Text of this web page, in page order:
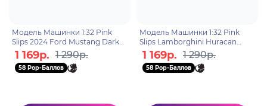
Модель Машинки 1:32 Pink
Slips 2024 Ford Mustang Dark
Horse 35681
1 169р. 1 290р.
58 Pop-Баллов
Модель Машинки 1:32 Pink
Slips Lamborghini Huracan
Performante 36244
1 169р. 1 290р.
58 Pop-Баллов